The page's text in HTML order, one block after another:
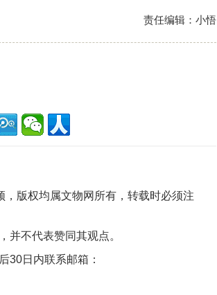
责任编辑：小悟
，版权均属文物网所有，转载时必须注
并不代表赞同其观点。
30日内联系邮箱：